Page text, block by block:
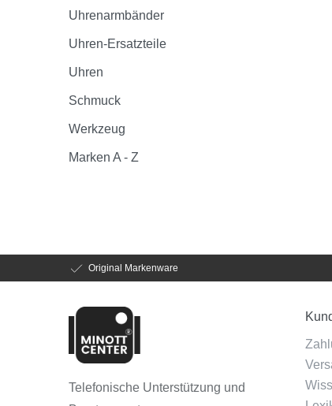
Uhrenarmbänder
Uhren-Ersatzteile
Uhren
Schmuck
Werkzeug
Marken A - Z
Original Markenware
Telefonische Unterstützung und